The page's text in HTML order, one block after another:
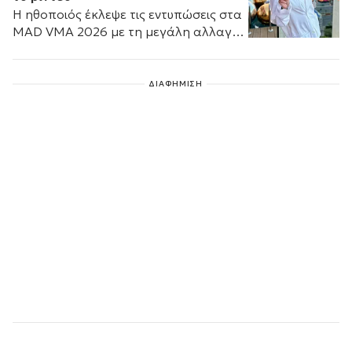
Η ηθοποιός έκλεψε τις εντυπώσεις στα
MAD VMA 2026 με τη μεγάλη αλλαγή
ΔΙΑΦΗΜΙΣΗ